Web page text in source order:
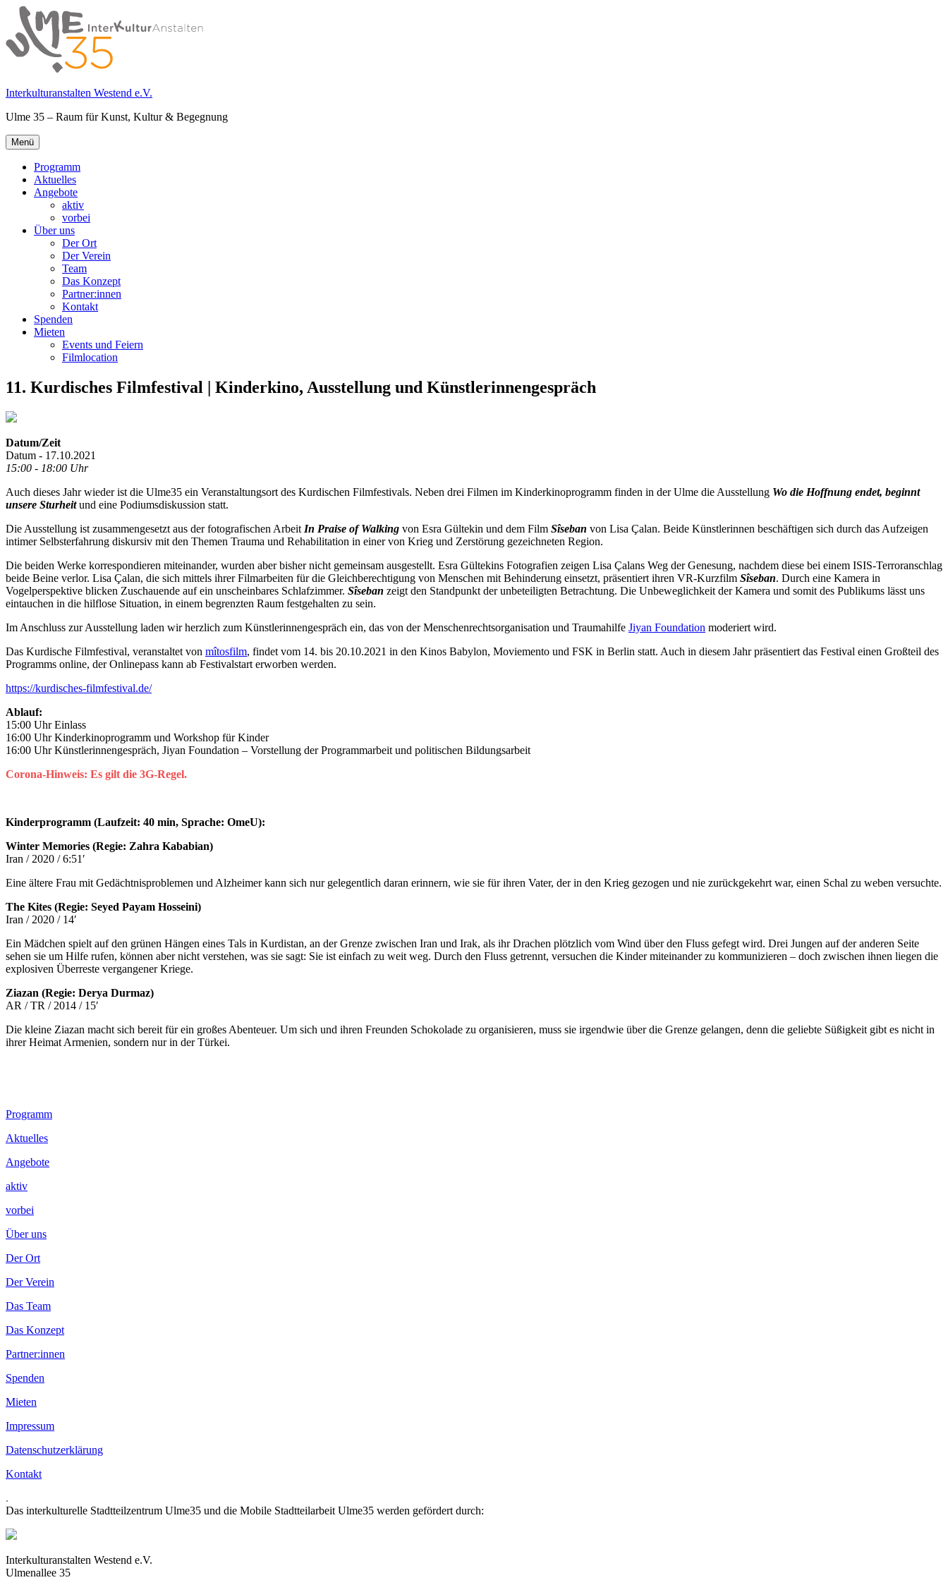
Springe
zum
Inhalt
Interkulturanstalten Westend e.V.
Ulme 35 – Raum für Kunst, Kultur & Begegnung
Primäres
Menü
Menü
Programm
Aktuelles
Angebote
aktiv
vorbei
Über uns
Der Ort
Der Verein
Team
Das Konzept
Partner:innen
Kontakt
Spenden
Mieten
Events und Feiern
Filmlocation
11. Kurdisches Filmfestival | Kinderkino, Ausstellung und Künstlerinnengespräch
Datum/Zeit
Datum - 17.10.2021
15:00 - 18:00 Uhr
Auch dieses Jahr wieder ist die Ulme35 ein Veranstaltungsort des Kurdischen Filmfestivals. Neben drei Filmen im Kinderkinoprogramm finden in der Ulme die Ausstellung Wo die Hoffnung endet, beginnt
unsere Sturheitund eine Podiumsdiskussion statt.
Die Ausstellung ist zusammengesetzt aus der fotografischen Arbeit In Praise of Walking von Esra Gültekin und dem Film Sîseban von Lisa Çalan. Beide Künstlerinnen beschäftigen sich durch das Aufzeigen
intimer Selbsterfahrung diskursiv mit den Themen Trauma und Rehabilitation in einer von Krieg und Zerstörung gezeichneten Region.
Die beiden Werke korrespondieren miteinander, wurden aber bisher nicht gemeinsam ausgestellt. Esra Gültekins Fotografien zeigen Lisa Çalans Weg der Genesung, nachdem diese bei einem ISIS-Terroranschlag
beide Beine verlor. Lisa Çalan, die sich mittels ihrer Filmarbeiten für die Gleichberechtigung von Menschen mit Behinderung einsetzt, präsentiert ihren VR-Kurzfilm Sîseban. Durch eine Kamera in
Vogelperspektive blicken Zuschauende auf ein unscheinbares Schlafzimmer. Sîseban zeigt den Standpunkt der unbeteiligten Betrachtung. Die Unbeweglichkeit der Kamera und somit des Publikums lässt uns
eintauchen in die hilflose Situation, in einem begrenzten Raum festgehalten zu sein.
Im Anschluss zur Ausstellung laden wir herzlich zum Künstlerinnengespräch ein, das von der Menschenrechtsorganisation und Traumahilfe Jiyan Foundation moderiert wird.
Das Kurdische Filmfestival, veranstaltet von mîtosfilm, findet vom 14. bis 20.10.2021 in den Kinos Babylon, Moviemento und FSK in Berlin statt. Auch in diesem Jahr präsentiert das Festival einen Großteil des
Programms online, der Onlinepass kann ab Festivalstart erworben werden.
https://kurdisches-filmfestival.de/
Ablauf:
15:00 Uhr Einlass
16:00 Uhr Kinderkinoprogramm und Workshop für Kinder
16:00 Uhr Künstlerinnengespräch, Jiyan Foundation – Vorstellung der Programmarbeit und politischen Bildungsarbeit
Corona-Hinweis: Es gilt die 3G-Regel.
Kinderprogramm (Laufzeit: 40 min, Sprache: OmeU):
Winter Memories (Regie: Zahra Kababian)
Iran / 2020 / 6:51′
Eine ältere Frau mit Gedächtnisproblemen und Alzheimer kann sich nur gelegentlich daran erinnern, wie sie für ihren Vater, der in den Krieg gezogen und nie zurückgekehrt war, einen Schal zu weben versuchte.
The Kites (Regie: Seyed Payam Hosseini)
Iran / 2020 / 14′
Ein Mädchen spielt auf den grünen Hängen eines Tals in Kurdistan, an der Grenze zwischen Iran und Irak, als ihr Drachen plötzlich vom Wind über den Fluss gefegt wird. Drei Jungen auf der anderen Seite
sehen sie um Hilfe rufen, können aber nicht verstehen, was sie sagt: Sie ist einfach zu weit weg. Durch den Fluss getrennt, versuchen die Kinder miteinander zu kommunizieren – doch zwischen ihnen liegen die
explosiven Überreste vergangener Kriege.
Ziazan (Regie: Derya Durmaz)
AR / TR / 2014 / 15′
Die kleine Ziazan macht sich bereit für ein großes Abenteuer. Um sich und ihren Freunden Schokolade zu organisieren, muss sie irgendwie über die Grenze gelangen, denn die geliebte Süßigkeit gibt es nicht in
ihrer Heimat Armenien, sondern nur in der Türkei.
Footer
Inhalt
Programm
Aktuelles
Angebote
aktiv
vorbei
Über uns
Der Ort
Der Verein
Das Team
Das Konzept
Partner:innen
Spenden
Mieten
Impressum
Datenschutzerklärung
Kontakt
.
Das interkulturelle Stadtteilzentrum Ulme35 und die Mobile Stadtteilarbeit Ulme35 werden gefördert durch:
Interkulturanstalten Westend e.V.
Ulmenallee 35